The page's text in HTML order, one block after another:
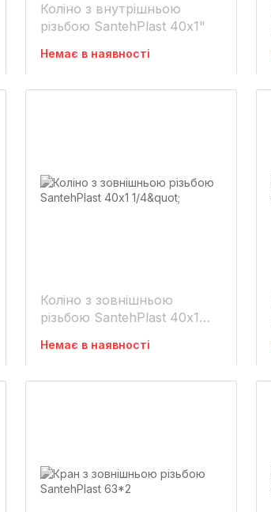
Коліно з внутрішньою
різьбою SantehPlast 40х1"
Немає в наявності
Коліно з зовнішньою
різьбою SantehPlast 40х1
Немає в наявності